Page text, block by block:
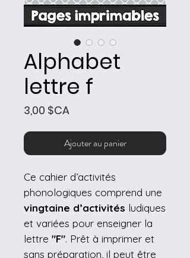
Alphabet
lettre f
3,00 $CAPrix
Ajouter au panier
Ce cahier d’activités
phonologiques comprend une
vingtaine d’activités ludiques
et variées pour enseigner la
lettre "F". Prêt à imprimer et
sans préparation, il peut être